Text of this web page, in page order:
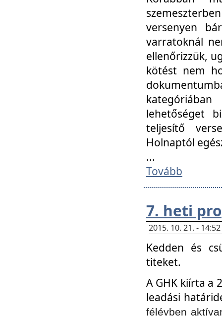
versenyen
varratoknál
ellenőrizzük,
kötést nem
lehetőséget
teljesítő
Holnaptól
...
Tovább
7. heti
2015. 10. 21. -
Kedden és
titeket.
A GHK kiírta a
leadási
félévben